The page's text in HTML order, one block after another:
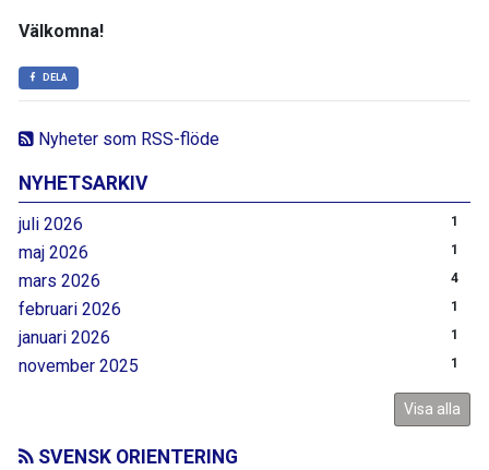
Nyheter som RSS-flöde
NYHETSARKIV
juli 2026 1
maj 2026 1
mars 2026 4
februari 2026 1
januari 2026 1
november 2025 1
Visa alla
Välkomna!
DELA
SVENSK ORIENTERING